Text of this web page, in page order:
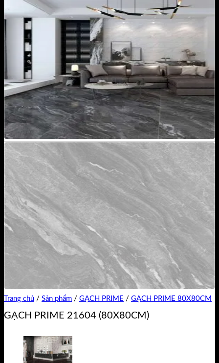
Trang chủ / Sản phẩm / GẠCH PRIME / GẠCH PRIME 80X80CM
GẠCH PRIME 21604 (80X80CM)